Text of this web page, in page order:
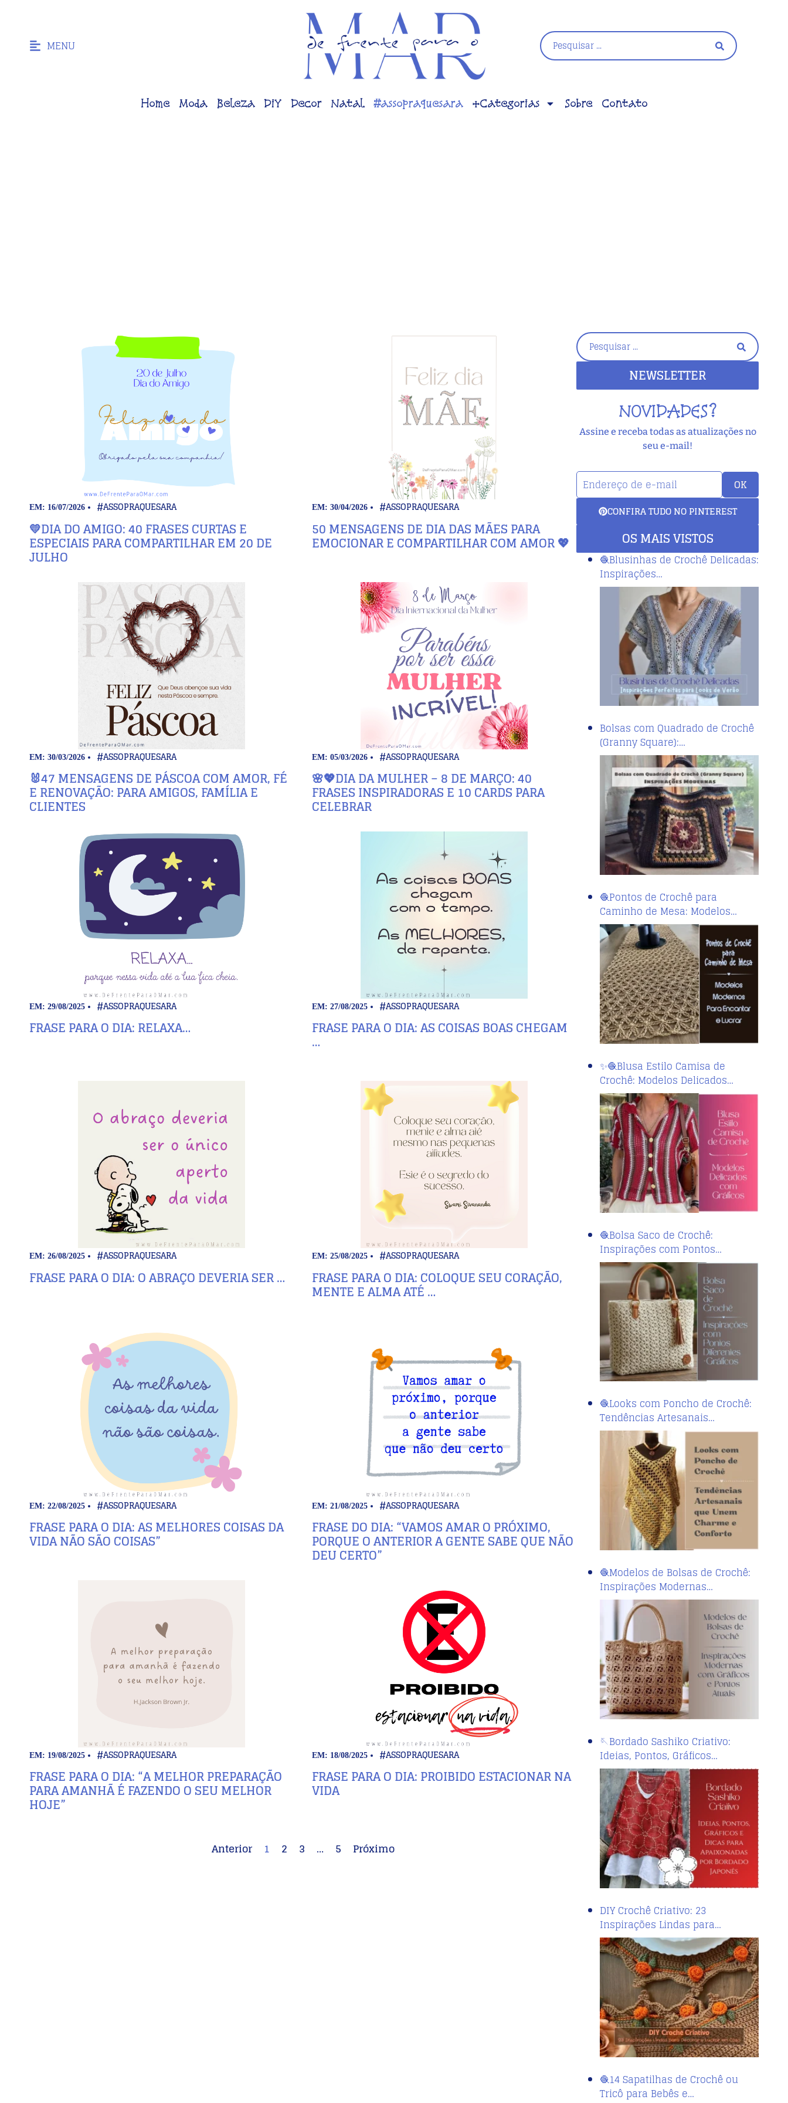
MENU
Home Moda Beleza DiY Decor Natal #assopraquesara +Categorias Sobre Contato
EM: 16/07/2026 #ASSOPRAQUESARA
💛DIA DO AMIGO: 40 FRASES CURTAS E
ESPECIAIS PARA COMPARTILHAR EM 20 DE
JULHO
EM: 30/04/2026 #ASSOPRAQUESARA
50 MENSAGENS DE DIA DAS MÃES PARA
EMOCIONAR E COMPARTILHAR COM AMOR 💖
EM: 30/03/2026 #ASSOPRAQUESARA
🐰47 MENSAGENS DE PÁSCOA COM AMOR, FÉ
E RENOVAÇÃO: PARA AMIGOS, FAMÍLIA E
CLIENTES
EM: 05/03/2026 #ASSOPRAQUESARA
🌸💖DIA DA MULHER – 8 DE MARÇO: 40
FRASES INSPIRADORAS E 10 CARDS PARA
CELEBRAR
EM: 29/08/2025 #ASSOPRAQUESARA
FRASE PARA O DIA: RELAXA…
EM: 27/08/2025 #ASSOPRAQUESARA
FRASE PARA O DIA: AS COISAS BOAS CHEGAM
…
EM: 26/08/2025 #ASSOPRAQUESARA
FRASE PARA O DIA: O ABRAÇO DEVERIA SER …
EM: 25/08/2025 #ASSOPRAQUESARA
FRASE PARA O DIA: COLOQUE SEU CORAÇÃO,
MENTE E ALMA ATÉ …
EM: 22/08/2025 #ASSOPRAQUESARA
FRASE PARA O DIA: AS MELHORES COISAS DA
VIDA NÃO SÃO COISAS”
EM: 21/08/2025 #ASSOPRAQUESARA
FRASE DO DIA: “VAMOS AMAR O PRÓXIMO,
PORQUE O ANTERIOR A GENTE SABE QUE NÃO
DEU CERTO”
EM: 19/08/2025 #ASSOPRAQUESARA
FRASE PARA O DIA: “A MELHOR PREPARAÇÃO
PARA AMANHÃ É FAZENDO O SEU MELHOR
HOJE”
EM: 18/08/2025 #ASSOPRAQUESARA
FRASE PARA O DIA: PROIBIDO ESTACIONAR NA
VIDA
Anterior 1 2 3 … 5 Próximo
NEWSLETTER
NOVIDADES?
Assine e receba todas as atualizações no
seu e-mail!
OK
CONFIRA TUDO NO PINTEREST
OS MAIS VISTOS
🧶Blusinhas de Crochê Delicadas:
Inspirações…
Bolsas com Quadrado de Crochê
(Granny Square):…
🧶Pontos de Crochê para
Caminho de Mesa: Modelos…
✨🧶Blusa Estilo Camisa de
Crochê: Modelos Delicados…
🧶Bolsa Saco de Crochê:
Inspirações com Pontos…
🧶Looks com Poncho de Crochê:
Tendências Artesanais…
🧶Modelos de Bolsas de Crochê:
Inspirações Modernas…
🪡Bordado Sashiko Criativo:
Ideias, Pontos, Gráficos…
DIY Crochê Criativo: 23
Inspirações Lindas para…
🧶14 Sapatilhas de Crochê ou
Tricô para Bebês e…